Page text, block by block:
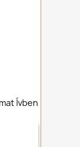
Ívben